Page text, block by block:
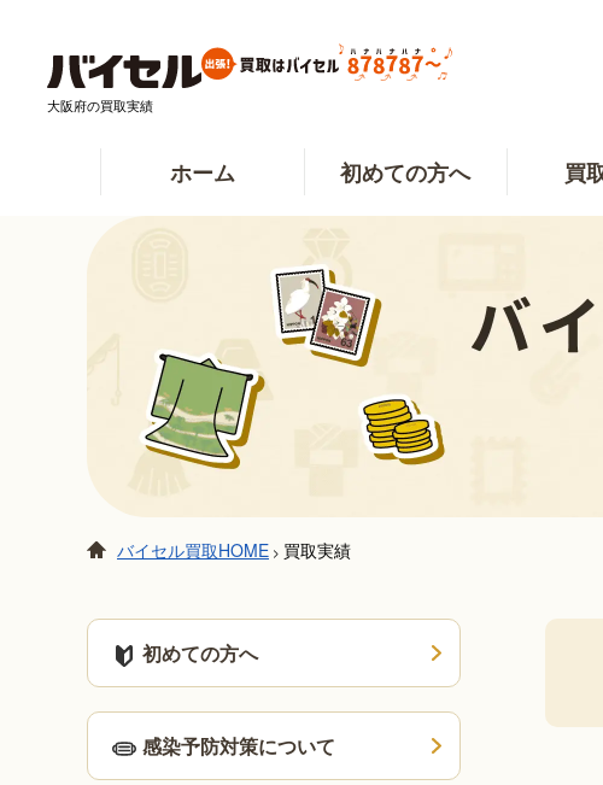
大阪府の買取実績
ホーム 初めての方へ 買
バイセル買取HOME > 買取実績
初めての方へ
感染予防対策について